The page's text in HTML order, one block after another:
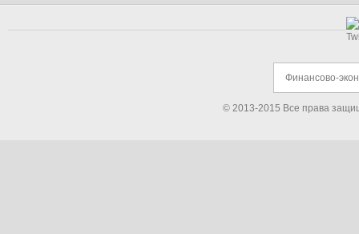
Финансово-
© 2013-2015 Все права